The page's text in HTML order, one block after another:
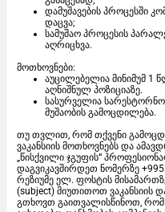
დამუშავების პროცესში
დაცვა;
სამუშაო პროცესის
აღრიცხვა.
მოთხოვნები:
აუცილებელია მინიმუმ 1
აღნიშნულ პოზიციაზე.
სასურველია
მუშაობის გამოცდილება.
თუ თვლით, რომ თქვენი
ვაკანსიის მოთხოვნებს და
„წისქვილი ჯგუფის“
დაგვიკავშირდეთ ნომერზე
რეზიუმე ელ. ფოსტის
(subject) მიუთითოთ ვაკანსიის
გთხოვთ გაითვალისწინოთ, რომ